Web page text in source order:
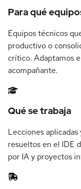
Para qué
Equipos técnicos
productivo o
crítico. Adaptamos
acompañante.
Qué se trabaja
Lecciones
resueltos en el IDE
por IA y proyectos